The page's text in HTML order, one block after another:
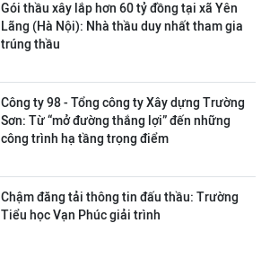
Gói thầu xây lắp hơn 60 tỷ đồng tại xã Yên
Lãng (Hà Nội): Nhà thầu duy nhất tham gia
trúng thầu
Công ty 98 - Tổng công ty Xây dựng Trường
Sơn: Từ “mở đường thắng lợi” đến những
công trình hạ tầng trọng điểm
Chậm đăng tải thông tin đấu thầu: Trường
Tiểu học Vạn Phúc giải trình